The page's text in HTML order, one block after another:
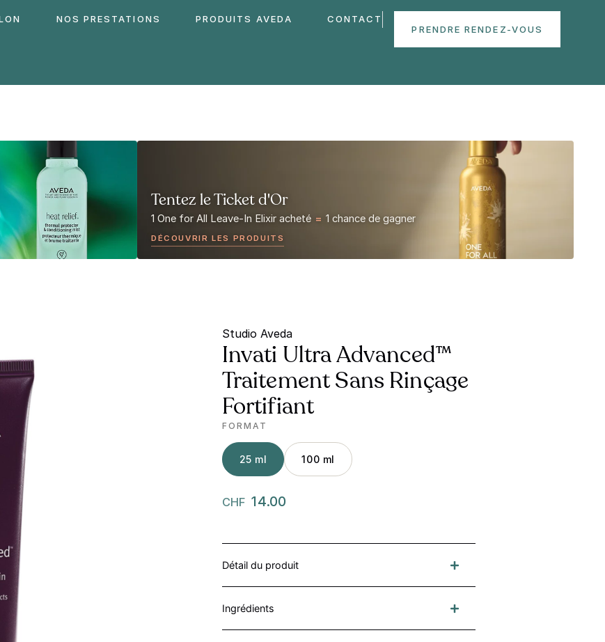
NOS PRESTATIONS PRODUITS AVEDA
CONTACT
PRENDRE RENDEZ-VOUS
Tentez le Ticket d'Or
1 One for All Leave-In Elixir acheté = 1 chance de gagner
DÉCOUVRIR LES PRODUITS
Studio Aveda
Invati Ultra Advanced™
Traitement Sans Rinçage
Fortifiant
FORMAT
25 ml 100 ml
CHF 14.00
Détail du produit
Ingrédients